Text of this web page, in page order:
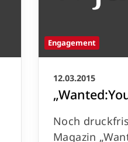
Engagement
12.03.2015
Noch
Magazin